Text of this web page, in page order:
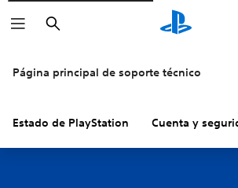
Buscar
Página principal de soporte técnico
Estado de PlayStation Cuenta y